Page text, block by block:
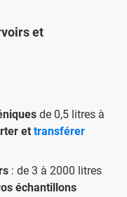
et
de 0,5 litres à
ettransférer
: de 3 à 2000 litres
échantillons